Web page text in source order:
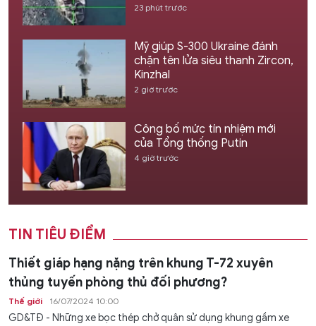
23 phút trước
Mỹ giúp S-300 Ukraine đánh
chặn tên lửa siêu thanh Zircon,
Kinzhal
2 giờ trước
Công bố mức tín nhiệm mới
của Tổng thống Putin
4 giờ trước
TIN TIÊU ĐIỂM
Thiết giáp hạng nặng trên khung T-72 xuyên
thủng tuyến phòng thủ đối phương?
Thế giới 16/07/2024 10:00
GD&TĐ - Những xe bọc thép chở quân sử dụng khung gầm xe